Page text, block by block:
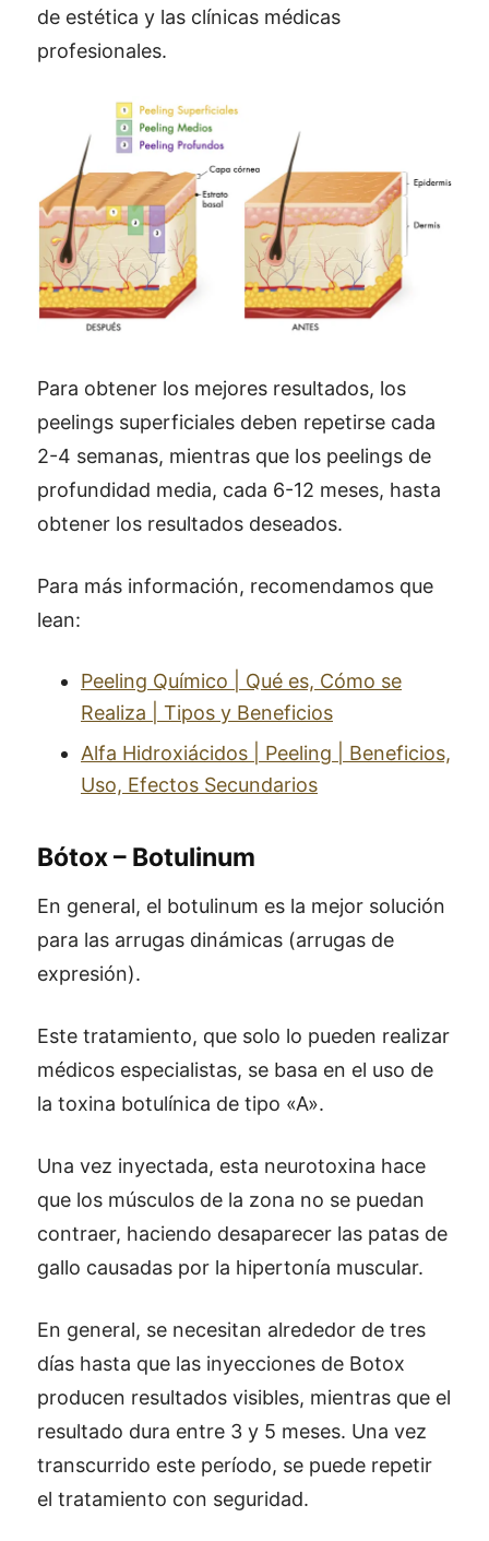
de estética y las clínicas médicas
profesionales.
Para obtener los mejores resultados, los
peelings superficiales deben repetirse cada
2-4 semanas, mientras que los peelings de
profundidad media, cada 6-12 meses, hasta
obtener los resultados deseados.
Para más información, recomendamos que
lean:
Peeling Químico | Qué es, Cómo se
Realiza | Tipos y Beneficios
Alfa Hidroxiácidos | Peeling | Beneficios,
Uso, Efectos Secundarios
Bótox – Botulinum
En general, el botulinum es la mejor solución
para las arrugas dinámicas (arrugas de
expresión).
Este tratamiento, que solo lo pueden realizar
médicos especialistas, se basa en el uso de
la toxina botulínica de tipo «A».
Una vez inyectada, esta neurotoxina hace
que los músculos de la zona no se puedan
contraer, haciendo desaparecer las patas de
gallo causadas por la hipertonía muscular.
En general, se necesitan alrededor de tres
días hasta que las inyecciones de Botox
producen resultados visibles, mientras que el
resultado dura entre 3 y 5 meses. Una vez
transcurrido este período, se puede repetir
el tratamiento con seguridad.